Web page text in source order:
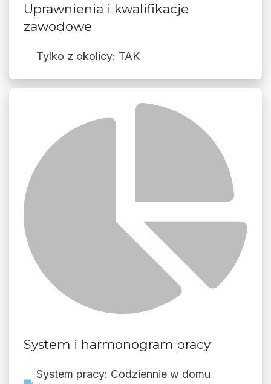
Uprawnienia i kwalifikacje
zawodowe
Tylko z okolicy: TAK
System i harmonogram pracy
System pracy: Codziennie w domu